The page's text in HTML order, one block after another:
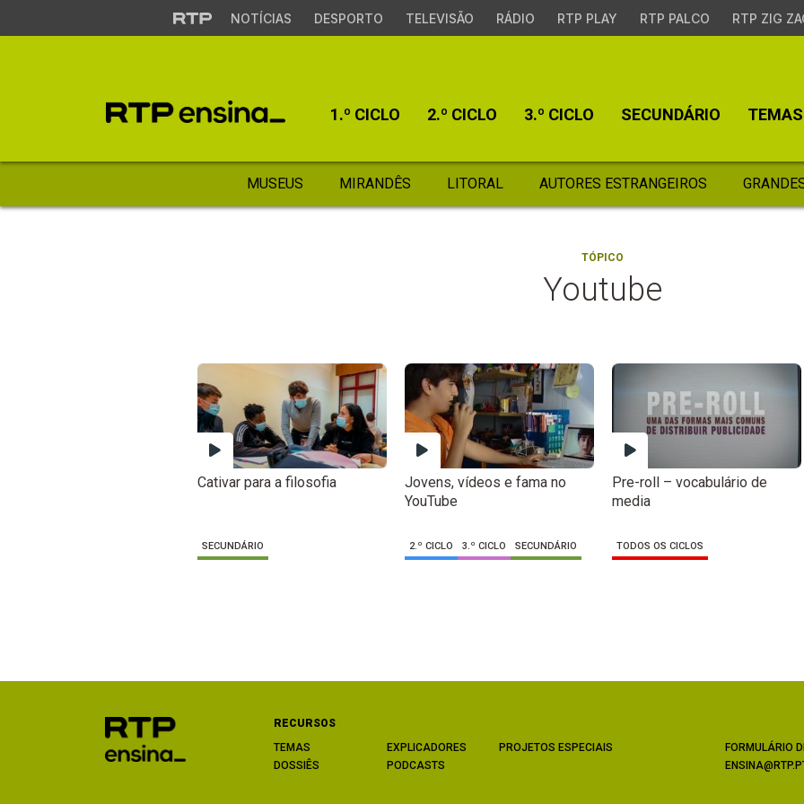
NOTÍCIAS DESPORTO TELEVISÃO RÁDIO RTP PLAY RTP PALCO RTP ZIG
1.º CICLO 2.º CICLO 3.º CICLO SECUNDÁRIO TEMAS
MUSEUS MIRANDÊS LITORAL AUTORES ESTRANGEIROS
TÓPICO
Youtube
Cativar para a filosofia
SECUNDÁRIO
Jovens, vídeos e fama no
YouTube
2.º CICLO 3.º CICLO SECUNDÁRIO
Pre-roll – vocabulário de
media
TODOS OS CICLOS
RECURSOS
TEMAS
DOSSIÊS
EXPLICADORES
PODCASTS
PROJETOS ESPECIAIS
FORMULÁRIO